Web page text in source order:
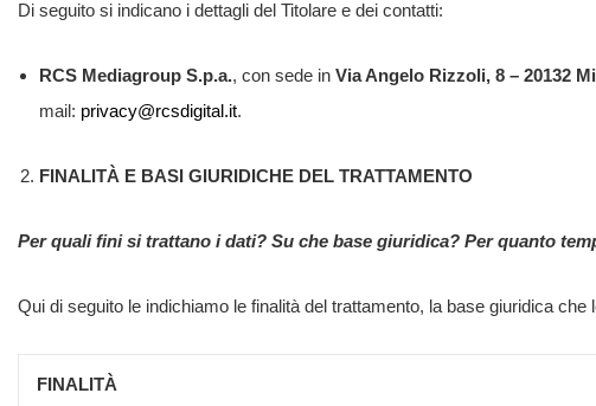
Di seguito si indicano i dettagli del Titolare e dei contatti:
RCS Mediagroup S.p.a., con sede in Via Angelo Rizzoli, 8 – 20132
mail: privacy@rcsdigital.it.
FINALITÀ E BASI GIURIDICHE DEL TRATTAMENTO
Per quali fini si trattano i dati? Su che base giuridica? Per quanto
Qui di seguito le indichiamo le finalità del trattamento, la base giuridica
FINALITÀ